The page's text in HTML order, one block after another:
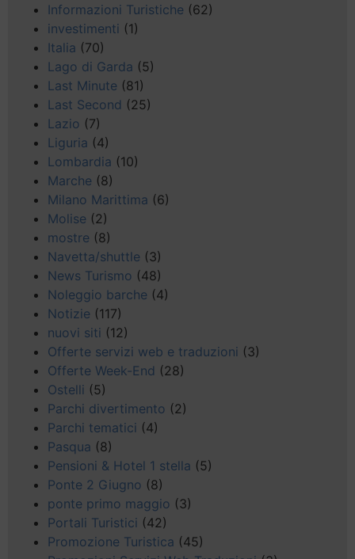
Informazioni Turistiche (62)
investimenti (1)
Italia (70)
Lago di Garda (5)
Last Minute (81)
Last Second (25)
Lazio (7)
Liguria (4)
Lombardia (10)
Marche (8)
Milano Marittima (6)
Molise (2)
mostre (8)
Navetta/shuttle (3)
News Turismo (48)
Noleggio barche (4)
Notizie (117)
nuovi siti (12)
Offerte servizi web e traduzioni (3)
Offerte Week-End (28)
Ostelli (5)
Parchi divertimento (2)
Parchi tematici (4)
Pasqua (8)
Pensioni & Hotel 1 stella (5)
Ponte 2 Giugno (8)
ponte primo maggio (3)
Portali Turistici (42)
Promozione Turistica (45)